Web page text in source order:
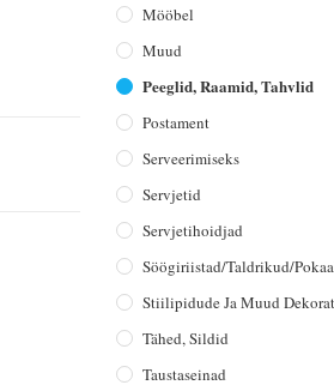
Mööbel
Muud
Peeglid, Raamid, Tahvlid
Postament
Serveerimiseks
Servjetid
Servjetihoidjad
Söögiriistad/taldrikud/
Stiilipidude Ja Muud
Tähed, Sildid
Taustaseinad